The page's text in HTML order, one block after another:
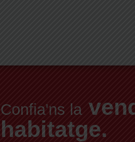
Confia'ns la
habitatge.